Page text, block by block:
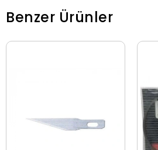
Benzer Ürünler